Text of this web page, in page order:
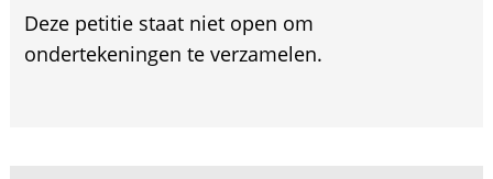
Deze petitie staat niet open om
ondertekeningen te verzamelen.